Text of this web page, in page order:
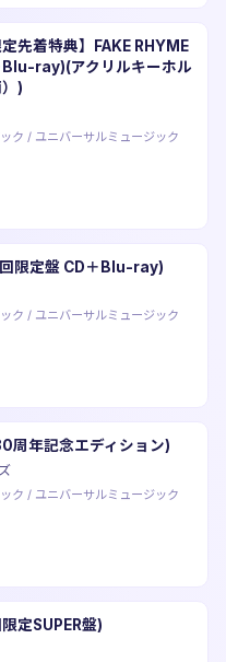
定先着特典】FAKE RHYME
Blu-ray)(アクリルキーホル
)
ク / ユニバーサルミュージック
回限定盤 CD＋Blu-ray)
ク / ユニバーサルミュージック
周年記念エディション)
ク / ユニバーサルミュージック
定SUPER盤)